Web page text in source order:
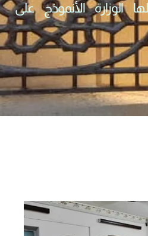
الوزارة الأنموذج على